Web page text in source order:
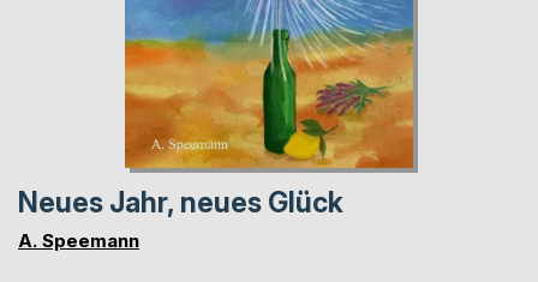
Neues Jahr, neues Glück
A. Speemann